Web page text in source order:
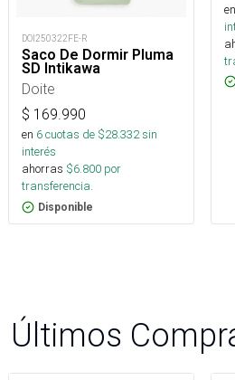
DOI250322FE-R
Saco De Dormir Pluma
SD Intikawa
Doite
$ 169.990
en 6cuotas de $28.332sin
interés
ahorras $6.800 por
transferencia.
Disponible
en
Últimos